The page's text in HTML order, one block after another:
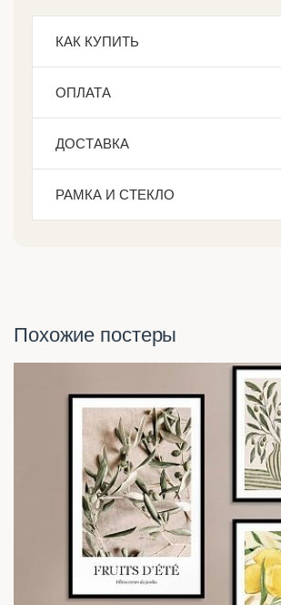
КАК КУПИТЬ
ОПЛАТА
ДОСТАВКА
РАМКА И СТЕКЛО
Похожие постеры